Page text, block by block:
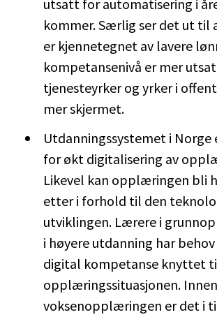
utsatt for automatisering i
kommer. Særlig ser det ut til
er kjennetegnet av lavere
kompetansenivå er mer
tjenesteyrker og yrker i
mer skjermet.
Utdanningssystemet i Norge
for økt digitalisering av
Likevel kan opplæringen bli
etter i forhold til den
utviklingen. Lærere i
i høyere utdanning har
digital kompetanse knyttet
opplæringssituasjonen. Innen
voksenopplæringen er det i